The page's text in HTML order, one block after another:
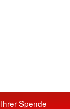
Spende